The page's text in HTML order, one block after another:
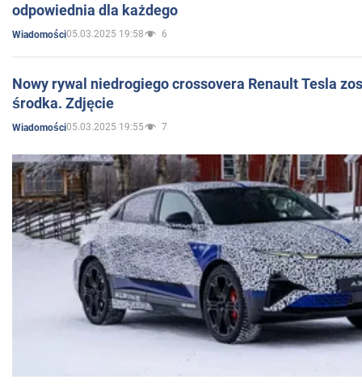
odpowiednia dla każdego
Wiadomości05.03.2025 19:58 6
Nowy rywal niedrogiego crossovera Renault Tesla
środka. Zdjęcie
Wiadomości05.03.2025 19:55 7